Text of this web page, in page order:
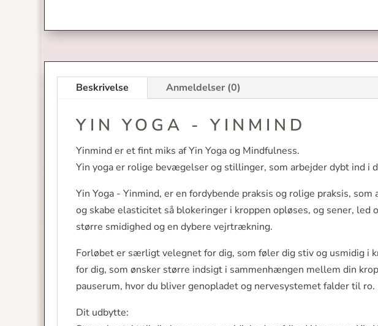
Beskrivelse Anmeldelser (0)
YIN YOGA - YINMIND
Yinmind er et fint miks af Yin Yoga og Mindfulness.
Yin yoga er rolige bevægelser og stillinger, som arbejder dybt ind i
Yin Yoga - Yinmind, er en fordybende praksis og rolige praksis,
og skabe elasticitet så blokeringer i kroppen opløses, og sener,
større smidighed og en dybere vejrtrækning.
Forløbet er særligt velegnet for dig, som føler dig stiv og usmidig i
for dig, som ønsker større indsigt i sammenhængen mellem din
pauserum, hvor du bliver genopladet og nervesystemet falder til ro.
Dit udbytte: